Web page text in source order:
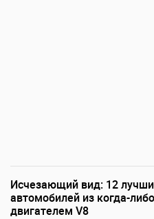
Исчезающий вид: 12
автомобилей из когда-
двигателем V8